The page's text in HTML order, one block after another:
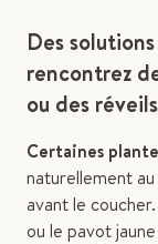
Des
rencontrez
ou des
Certaines
naturellement
avant le
ou le pavot